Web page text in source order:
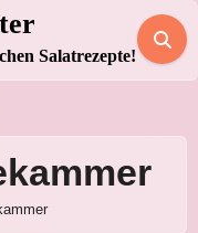
Salatrezepte!